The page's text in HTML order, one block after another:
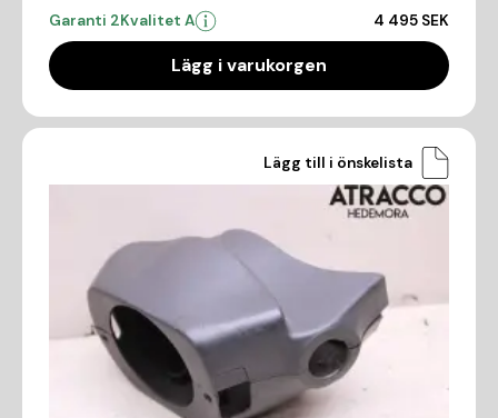
Garanti 2Kvalitet A 4 495 SEK
Lägg i varukorgen
Lägg till i önskelista